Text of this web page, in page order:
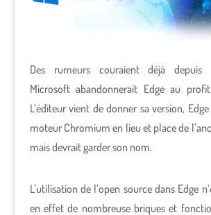
Des rumeurs couraient déjà depuis
Microsoft abandonnerait Edge au
L’éditeur vient de donner sa version,
moteur Chromium en lieu et place de
mais devrait garder son nom.
L’utilisation de l’open source dans Edge
en effet de nombreuse briques et